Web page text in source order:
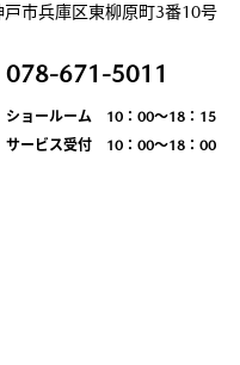
市兵庫区東柳原町3番10号
078-671-5011
ショールーム 10：00～18：15
サービス受付 10：00～18：00